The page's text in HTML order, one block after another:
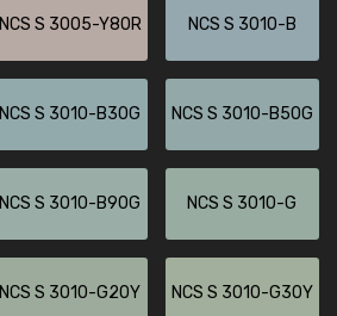
NCS S 3005-Y80R NCS S 3010-B
NCS S 3010-B30G NCS S 3010-B50G
NCS S 3010-B90G NCS S 3010-G
NCS S 3010-G20Y NCS S 3010-G30Y